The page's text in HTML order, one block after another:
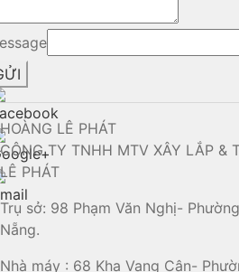
HOÀNG LÊ PHÁT
CÔNG TY TNHH MTV XÂY LẮP &
LÊ PHÁT
Trụ sở: 98 Phạm Văn Nghị-
Nẵng.
Nhà máy : 68 Kha Vạng Cân-